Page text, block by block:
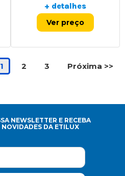
+ detalhes
Ver preço
1 2 3 Próxima >>
NEWSLETTER E RECEBA
NOVIDADES DA ETILUX